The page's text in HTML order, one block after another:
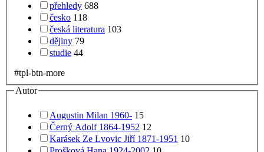
přehledy 688
česko 118
česká literatura 103
dějiny 79
studie 44
#tpl-btn-more
Autor
Augustin Milan 1960- 15
Černý Adolf 1864-1952 12
Karásek Ze Lvovic Jiří 1871-1951 10